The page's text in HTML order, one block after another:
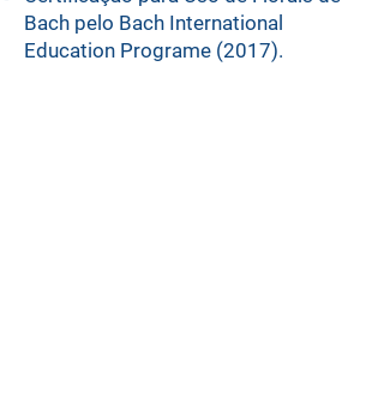
Bach pelo Bach International
Education Programe (2017).